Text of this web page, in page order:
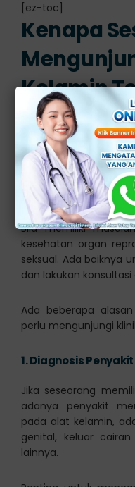
[ez-toc]
Kenapa
Kelamin
Jakarta?
Klinik ini memiliki
untuk berkonsultasi
seksual tanpa
Bila memiliki
kesehatan organ
seksual. Ada baiknya
dan lakukan
Ada beberapa
perlu mengunjungi
1.Diagnosis
Jika seseorang
adanya penyakit
pada alat kelamin,
genital, keluar
lainnya.